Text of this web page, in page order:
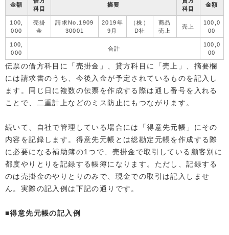
金額
科目
摘要
科目
金額
100,
000
売掛
金
請求No.1909
30001
2019年
9月
（株）
D社
商品
売上
売上
100,0
00
100,
000
合計
100,0
00
伝票の借方科目に「売掛金」、貸方科目に「売上」、摘要欄
には請求書のうち、今後入金が予定されているものを記入し
ます。同じ日に複数の伝票を作成する際は通し番号を入れる
ことで、二重計上などのミス防止にもつながります。
続いて、自社で管理している場合には「得意先元帳」にその
内容を記録します。得意先元帳とは総勘定元帳を作成する際
に必要になる補助簿の1つで、売掛金で取引している顧客別に
都度やりとりを記録する帳簿になります。ただし、記録する
のは売掛金のやりとりのみで、現金での取引は記入しませ
ん。実際の記入例は下記の通りです。
■得意先元帳の記入例